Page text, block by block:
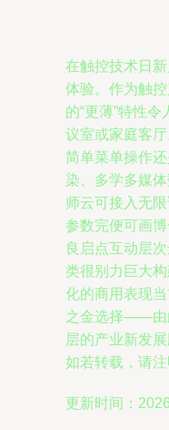
在触控技术日
体验。作为触
的“更薄”特性
议室或家庭客
简单菜单操作
染、多学多媒
师云可接入无
参数完便可画
良启点互动层
类很别力巨大
化的商用表现
之金选择——由
层的产业新发
如若转载，请
更新时间：